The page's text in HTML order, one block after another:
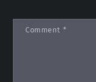
Comment *